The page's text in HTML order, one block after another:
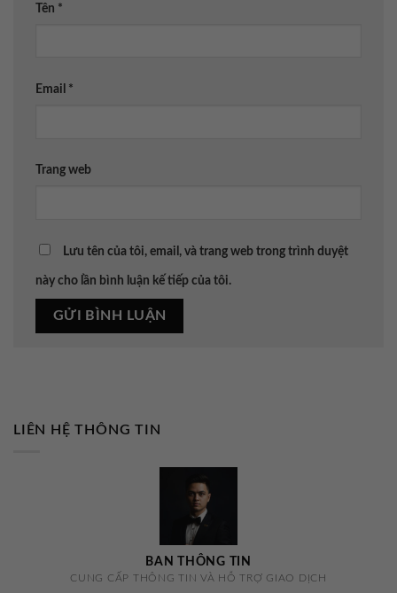
Tên *
Email *
Trang web
Lưu tên của tôi, email, và trang web trong trình duyệt
này cho lần bình luận kế tiếp của tôi.
LIÊN HỆ THÔNG TIN
BAN THÔNG TIN
CUNG CẤP THÔNG TIN VÀ HỖ TRỢ GIAO DỊCH